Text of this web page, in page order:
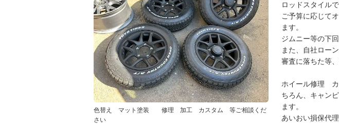
色替え マット塗装 修理 加工 カスタム 等ご相談くだ
さい
ロッドスタイル
ご予算に応じて
ます。
ジムニー等の下
また、自社ロー
審査に落ちた等
ホイール修理
ちろん、キャン
ます。
あいおい損保代